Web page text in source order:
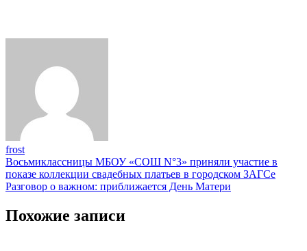
frost
Навигация
по
Восьмиклассницы МБОУ «СОШ N°3» приняли участие в
показе коллекции свадебных платьев в городском ЗАГСе
Разговор о важном: приближается День Матери
Похожие записи